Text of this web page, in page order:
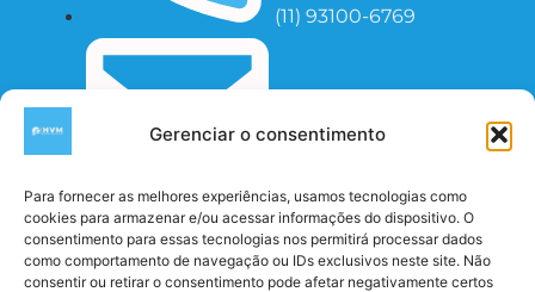
Gerenciar o consentimento
Para fornecer as melhores experiências, usamos tecnologias como
cookies para armazenar e/ou acessar informações do dispositivo. O
consentimento para essas tecnologias nos permitirá processar dados
como comportamento de navegação ou IDs exclusivos neste site. Não
consentir ou retirar o consentimento pode afetar negativamente certos
(11) 93100-6769
Seg à Sexta 10:00 - 18:00
Redes Sociais